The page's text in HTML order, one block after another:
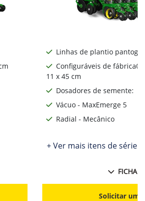
Linhas de plantio
Configuráveis de
11 x 45 cm
Dosadores de semente:
Vácuo - MaxEmerge 5
Radial - Mecânico
+ Ver mais itens de série
FICHA
Solicitar